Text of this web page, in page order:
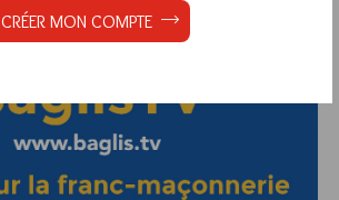
CRÉER MON COMPTE